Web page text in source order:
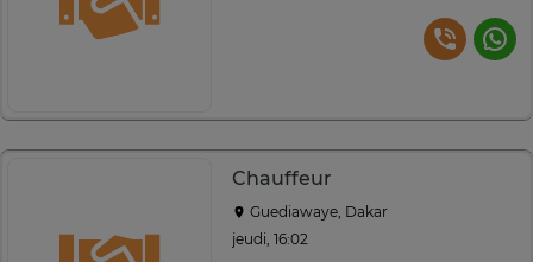
Chauffeur
Guediawaye, Dakar
jeudi, 16:02